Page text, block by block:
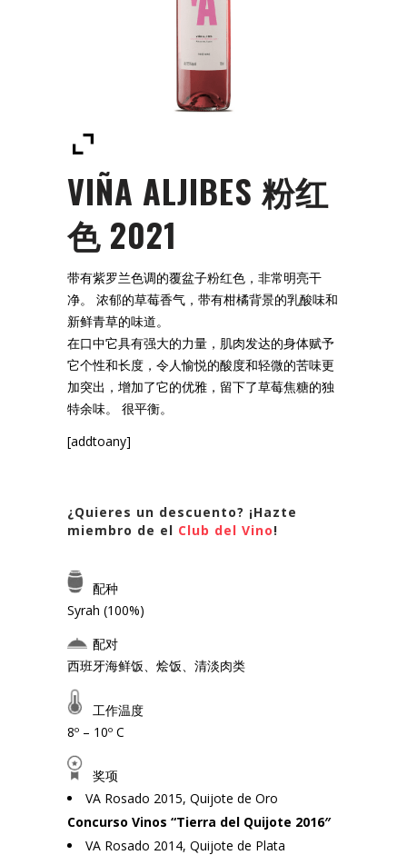
VIÑA ALJIBES 粉红
色 2021
带有紫罗兰色调的覆盆子粉红色，非常明亮干
净。 浓郁的草莓香气，带有柑橘背景的乳酸味和
新鲜青草的味道。
在口中它具有强大的力量，肌肉发达的身体赋予
它个性和长度，令人愉悦的酸度和轻微的苦味更
加突出，增加了它的优雅，留下了草莓焦糖的独
特余味。 很平衡。
[addtoany]
¿Quieres un descuento? ¡Hazte
miembro de el Club del Vino!
配种
Syrah (100%)
配对
西班牙海鲜饭、烩饭、清淡肉类
工作温度
8º – 10º C
奖项
VA Rosado 2015, Quijote de Oro
Concurso Vinos “Tierra del Quijote 2016″
VA Rosado 2014, Quijote de Plata